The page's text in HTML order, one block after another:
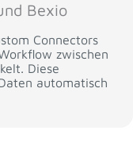
Bexio
Connectors
zwischen
Diese
automatisch